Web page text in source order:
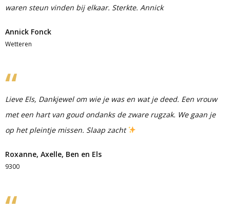
waren steun vinden bij elkaar. Sterkte. Annick
Annick Fonck
Wetteren
Lieve Els, Dankjewel om wie je was en wat je deed. Een vrouw
met een hart van goud ondanks de zware rugzak. We gaan je
op het pleintje missen. Slaap zacht
Roxanne, Axelle, Ben en Els
9300